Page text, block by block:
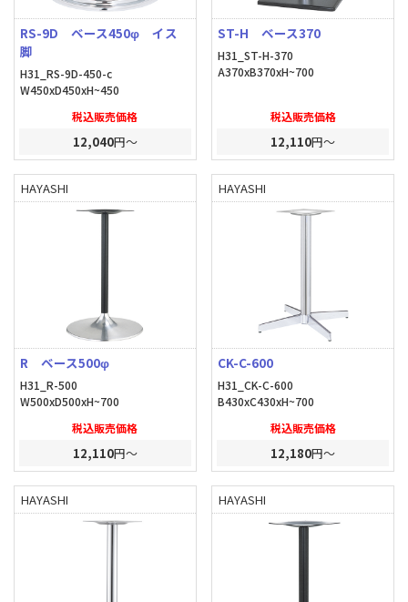
RS-9D ベース450φ イス
脚
H31_RS-9D-450-c
W450xD450xH~450
税込販売価格
12,040円～
ST-H ベース370
H31_ST-H-370
A370xB370xH~700
税込販売価格
12,110円～
HAYASHI
R ベース500φ
H31_R-500
W500xD500xH~700
税込販売価格
12,110円～
HAYASHI
CK-C-600
H31_CK-C-600
B430xC430xH~700
税込販売価格
12,180円～
HAYASHI HAYASHI